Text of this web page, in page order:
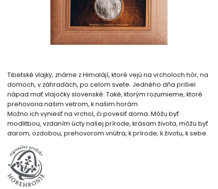
Tibetské vlajky, známe z Himalájí, ktoré vejú na vrcholoch hôr, na
domoch, v záhradách, po celom svete. Jedného dňa prišiel
nápad mať vlajočky slovenské. Také, ktorým rozumieme, ktoré
prehovoria našim vetrom, k našim horám.
Možno ich vyniesť na vrchol, či povesiť doma. Môžu byť
modlitbou, vzdaním úcty našej prírode, krásam života, môžu byť
darom, ozdobou, prehovorom vnútra, k prírode, k životu, k sebe.